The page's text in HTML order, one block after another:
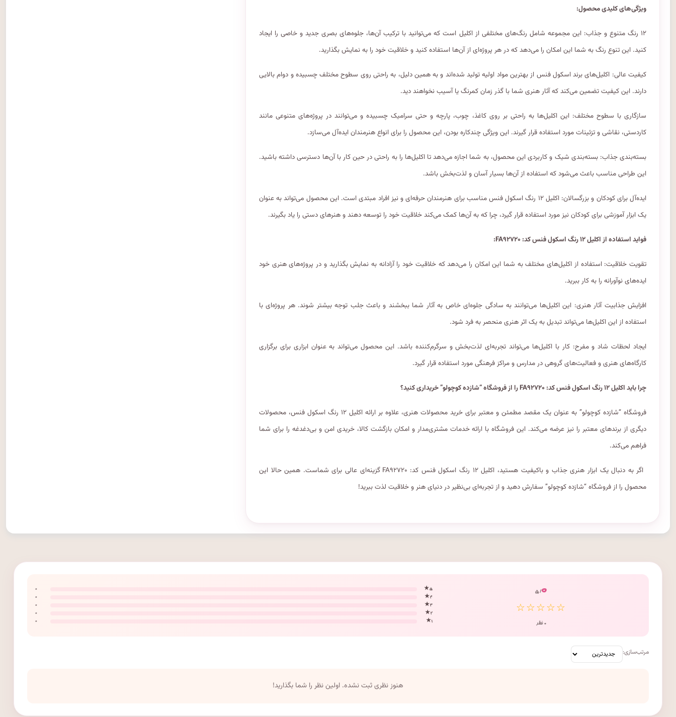
ویژگی‌های کلیدی محصول:
۱۲ رنگ متنوع و جذاب: این مجموعه شامل رنگ‌های مختلفی از اکلیل است که می‌توانید با ترکیب آن‌ها، جلوه‌های بصری جدید و خاصی را ایجاد
کنید. این تنوع رنگ به شما این امکان را می‌دهد که در هر پروژه‌ای از آن‌ها استفاده کنید و خلاقیت خود را به نمایش بگذارید.
کیفیت عالی: اکلیل‌های برند اسکول فنس از بهترین مواد اولیه تولید شده‌اند و به همین دلیل، به راحتی روی سطوح مختلف چسبیده و دوام بالایی
دارند. این کیفیت تضمین می‌کند که آثار هنری شما با گذر زمان کمرنگ یا آسیب نخواهند دید.
سازگاری با سطوح مختلف: این اکلیل‌ها به راحتی بر روی کاغذ، چوب، پارچه و حتی سرامیک چسبیده و می‌توانند در پروژه‌های متنوعی مانند
کاردستی، نقاشی و تزئینات مورد استفاده قرار گیرند. این ویژگی چندکاره بودن، این محصول را برای انواع هنرمندان ایده‌آل می‌سازد.
بسته‌بندی جذاب: بسته‌بندی شیک و کاربردی این محصول، به شما اجازه می‌دهد تا اکلیل‌ها را به راحتی در حین کار با آن‌ها دسترسی داشته باشید.
این طراحی مناسب باعث می‌شود که استفاده از آن‌ها بسیار آسان و لذت‌بخش باشد.
ایده‌آل برای کودکان و بزرگسالان: اکلیل ۱۲ رنگ اسکول فنس مناسب برای هنرمندان حرفه‌ای و نیز افراد مبتدی است. این محصول می‌تواند به عنوان
یک ابزار آموزشی برای کودکان نیز مورد استفاده قرار گیرد، چرا که به آن‌ها کمک می‌کند خلاقیت خود را توسعه دهند و هنرهای دستی را یاد بگیرند.
فواید استفاده از اکلیل ۱۲ رنگ اسکول فنس کد: FA۹۲۷۲۰:
تقویت خلاقیت: استفاده از اکلیل‌های مختلف به شما این امکان را می‌دهد که خلاقیت خود را آزادانه به نمایش بگذارید و در پروژه‌های هنری خود
ایده‌های نوآورانه را به کار ببرید.
افزایش جذابیت آثار هنری: این اکلیل‌ها می‌توانند به سادگی جلوه‌ای خاص به آثار شما ببخشند و باعث جلب توجه بیشتر شوند. هر پروژه‌ای با
استفاده از این اکلیل‌ها می‌تواند تبدیل به یک اثر هنری منحصر به فرد شود.
ایجاد لحظات شاد و مفرح: کار با اکلیل‌ها می‌تواند تجربه‌ای لذت‌بخش و سرگرم‌کننده باشد. این محصول می‌تواند به عنوان ابزاری برای برگزاری
کارگاه‌های هنری و فعالیت‌های گروهی در مدارس و مراکز فرهنگی مورد استفاده قرار گیرد.
چرا باید اکلیل ۱۲ رنگ اسکول فنس کد: FA۹۲۷۲۰ را از فروشگاه “شازده کوچولو” خریداری کنید؟
فروشگاه “شازده کوچولو” به عنوان یک مقصد مطمئن و معتبر برای خرید محصولات هنری، علاوه بر ارائه اکلیل ۱۲ رنگ اسکول فنس، محصولات
دیگری از برندهای معتبر را نیز عرضه می‌کند. این فروشگاه با ارائه خدمات مشتری‌مدار و امکان بازگشت کالا، خریدی امن و بی‌دغدغه را برای شما
فراهم می‌کند.
اگر به دنبال یک ابزار هنری جذاب و باکیفیت هستید، اکلیل ۱۲ رنگ اسکول فنس کد: FA۹۲۷۲۰ گزینه‌ای عالی برای شماست. همین حالا این
محصول را از فروشگاه “شازده کوچولو” سفارش دهید و از تجربه‌ای بی‌نظیر در دنیای هنر و خلاقیت لذت ببرید!
۰/ ۵
☆☆☆☆☆
۰ نظر
۵ ★
۰
۴ ★
۰
۳ ★
۰
۲ ★
۰
۱ ★
۰
مرتب‌سازی:
هنوز نظری ثبت نشده. اولین نظر را شما بگذارید!